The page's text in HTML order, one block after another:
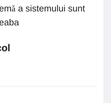
a sistemului sunt